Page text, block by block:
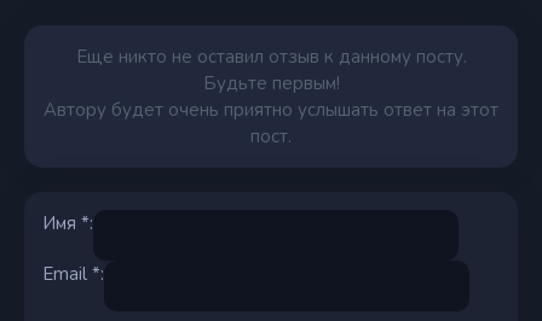
Еще никто не оставил отзыв к данному посту.
Будьте первым!
Автору будет очень приятно услышать ответ на этот
пост.
Имя *:
Email *: